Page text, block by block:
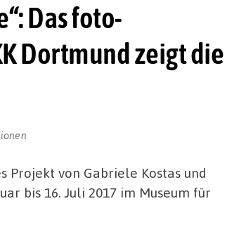
Das foto-
Dortmund zeigt die
Projekt von Gabriele Kostas und
bis 16. Juli 2017 im Museum für